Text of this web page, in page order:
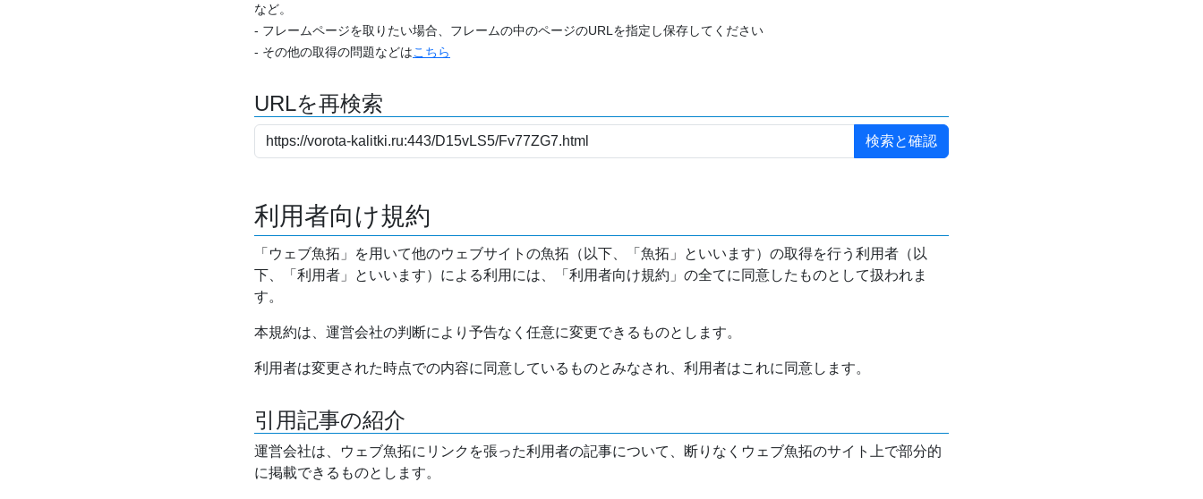
など。
- フレームページを取りたい場合、フレームの中のページのURLを指定し保存してください
- その他の取得の問題などはこちら
URLを再検索
利用者向け規約
「ウェブ魚拓」を用いて他のウェブサイトの魚拓（以下、「魚拓」といいます）の取得を行う利用者（以
下、「利用者」といいます）による利用には、「利用者向け規約」の全てに同意したものとして扱われま
す。
本規約は、運営会社の判断により予告なく任意に変更できるものとします。
利用者は変更された時点での内容に同意しているものとみなされ、利用者はこれに同意します。
引用記事の紹介
運営会社は、ウェブ魚拓にリンクを張った利用者の記事について、断りなくウェブ魚拓のサイト上で部分的
に掲載できるものとします。